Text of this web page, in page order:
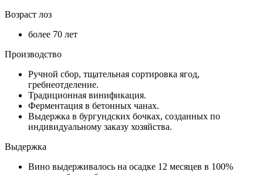
Возраст лоз
более 70 лет
Производство
Ручной сбор, тщательная сортировка ягод,
гребнеотделение.
Традиционная винификация.
Ферментация в бетонных чанах.
Выдержка в бургундских бочках, созданных по
индивидуальному заказу хозяйства.
Выдержка
Вино выдерживалось на осадке 12 месяцев в 100%